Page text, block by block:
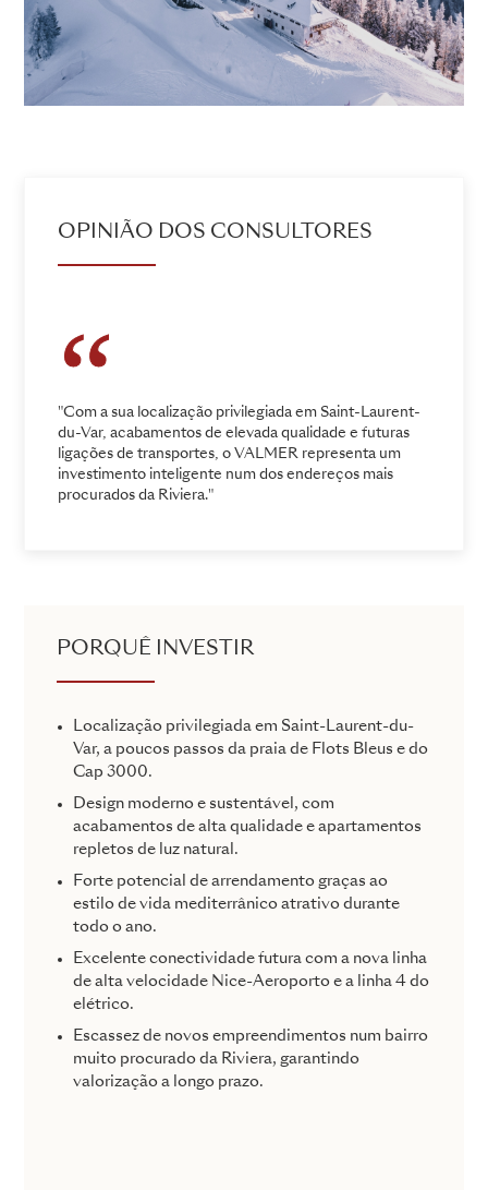
OPINIÃO DOS CONSULTORES
"Com a sua localização privilegiada em Saint-Laurent-
du-Var, acabamentos de elevada qualidade e futuras
ligações de transportes, o VALMER representa um
investimento inteligente num dos endereços mais
procurados da Riviera."
PORQUÊ INVESTIR
Localização privilegiada em Saint-Laurent-du-
Var, a poucos passos da praia de Flots Bleus e do
Cap 3000.
Design moderno e sustentável, com
acabamentos de alta qualidade e apartamentos
repletos de luz natural.
Forte potencial de arrendamento graças ao
estilo de vida mediterrânico atrativo durante
todo o ano.
Excelente conectividade futura com a nova linha
de alta velocidade Nice-Aeroporto e a linha 4 do
elétrico.
Escassez de novos empreendimentos num bairro
muito procurado da Riviera, garantindo
valorização a longo prazo.